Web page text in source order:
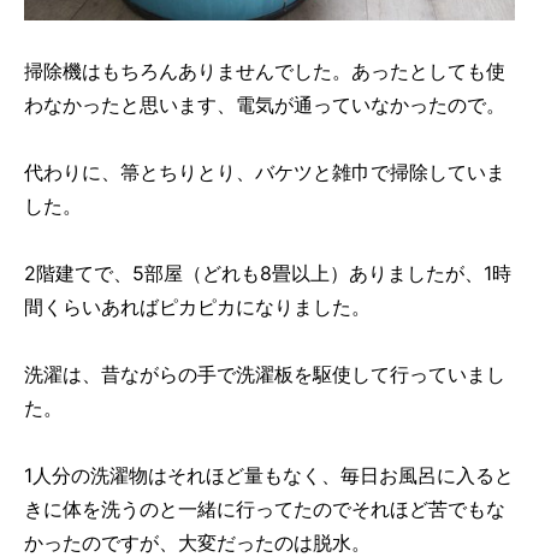
掃除機はもちろんありませんでした。あったとしても使
わなかったと思います、電気が通っていなかったので。
代わりに、箒とちりとり、バケツと雑巾で掃除していま
した。
2階建てで、5部屋（どれも8畳以上）ありましたが、1時
間くらいあればピカピカになりました。
洗濯は、昔ながらの手で洗濯板を駆使して行っていまし
た。
1人分の洗濯物はそれほど量もなく、毎日お風呂に入ると
きに体を洗うのと一緒に行ってたのでそれほど苦でもな
かったのですが、大変だったのは脱水。